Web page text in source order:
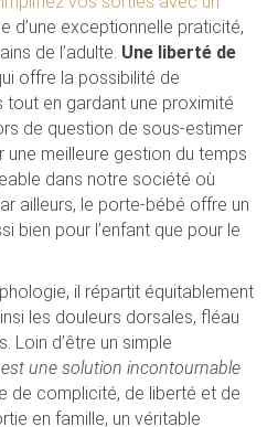
d’une exceptionnelle praticité,
de l’adulte. Une liberté de
offre la possibilité de
tout en gardant une proximité
de question de sous-estimer
meilleure gestion du temps
dans notre société où
ailleurs, le porte-bébé offre un
bien pour l’enfant que pour le
il répartit équitablement
les douleurs dorsales, fléau
Loin d’être un simple
une solution incontournable
de complicité, de liberté et de
en famille, un véritable